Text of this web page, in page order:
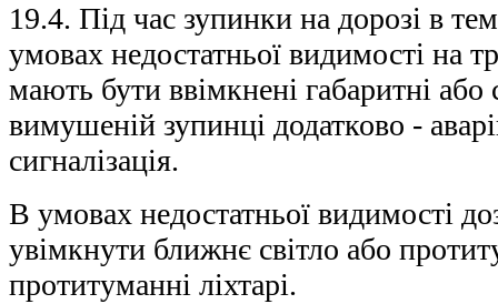
19.4. Під час зупинки на дорозі в
умовах недостатньої видимості на
мають бути ввімкнені габаритні або
вимушеній зупинці додатково -
сигналізація.
В умовах недостатньої видимості
увімкнути ближнє світло або
протитуманні ліхтарі.